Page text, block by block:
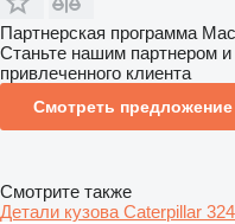
Партнерская программа
Станьте нашим партнером
привлеченного клиента
Смотреть предложение
Смотрите также
Детали кузова Caterpillar